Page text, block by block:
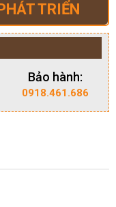
TRIỂN
Bảo hành:
0918.461.686